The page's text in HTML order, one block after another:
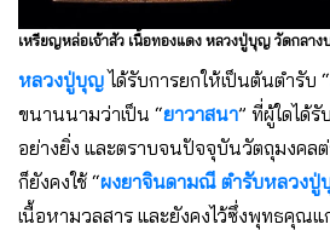
เหรียญหล่อเจ้าสัว เนื้อทองแดง หลวงปู่บุญ วัดกลาง
หลวงปู่บุญได้รับการยกให้เป็นต้นตำรับ “
ขนานนามว่าเป็น “ยาวาสนา” ที่ผู้ใดได้
อย่างยิ่ง และตราบจนปัจจุบันวัตถุมงคล
ก็ยังคงใช้ “ผงยาจินดามณี ตำรับหลวง
เนื้อหามวลสาร และยังคงไว้ซึ่งพุทธคุณแ